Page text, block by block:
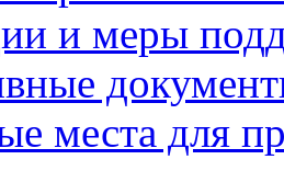
и меры
места для